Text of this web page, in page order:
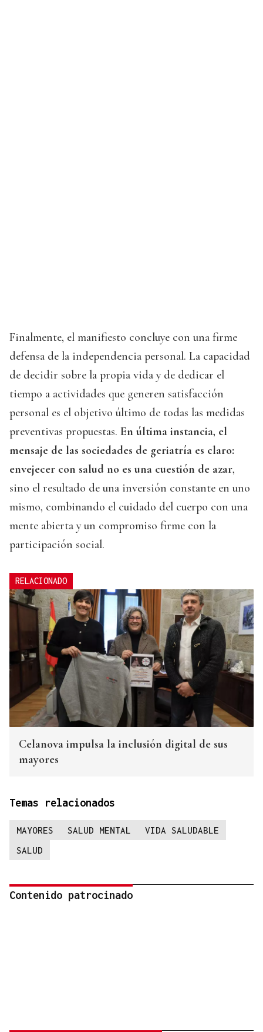
Finalmente, el manifiesto concluye con una firme
defensa de la independencia personal. La capacidad
de decidir sobre la propia vida y de dedicar el
tiempo a actividades que generen satisfacción
personal es el objetivo último de todas las medidas
preventivas propuestas. En última instancia, el
mensaje de las sociedades de geriatría es claro:
envejecer con salud no es una cuestión de azar,
sino el resultado de una inversión constante en uno
mismo, combinando el cuidado del cuerpo con una
mente abierta y un compromiso firme con la
participación social.
RELACIONADO
Celanova impulsa la inclusión digital de sus
mayores
Temas relacionados
MAYORES SALUD MENTAL
VIDA SALUDABLE
SALUD
Contenido patrocinado